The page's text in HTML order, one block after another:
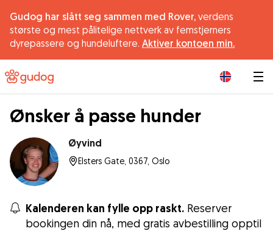
Gudog har slått seg sammen med Rover, verdens
største og mest pålitelige nettverk av femstjerners
dyrepassere og hundeluftere. Aktiver kontoen min.
Ønsker å passe hunder
Øyvind
Elsters Gate, 0367, Oslo
Kalenderen kan fylle opp raskt. Reserver
bookingen din nå, med gratis avbestilling opptil